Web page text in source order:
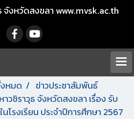
จังหวัดสงขลา www.mvsk.ac.th
หมด
ข่าวประชาสัมพันธ์
าวชิราวุธ จังหวัดสงขลา เรื่อง รับ
โรงเรียน ประจำปีการศึกษา 2567